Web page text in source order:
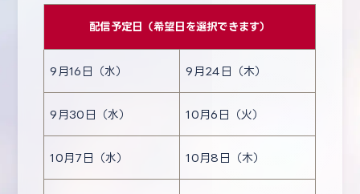
配信予定日（希望日を選択できます）
9月16日（水） 9月24日（木）
9月30日（水） 10月6日（火）
10月7日（水） 10月8日（木）